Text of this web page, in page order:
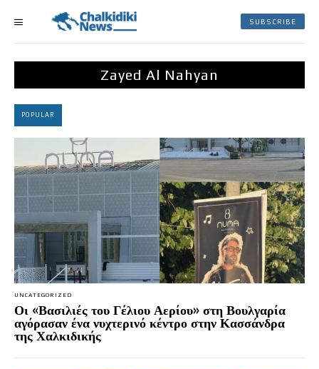
SUBSCRIBE
Zayed Al Nahyan
POPULAR
UNCATEGORIZED
Οι «Βασιλιές του Γέλιου Αερίου» στη Βουλγαρία
αγόρασαν ένα νυχτερινό κέντρο στην Κασσάνδρα
της Χαλκιδικής